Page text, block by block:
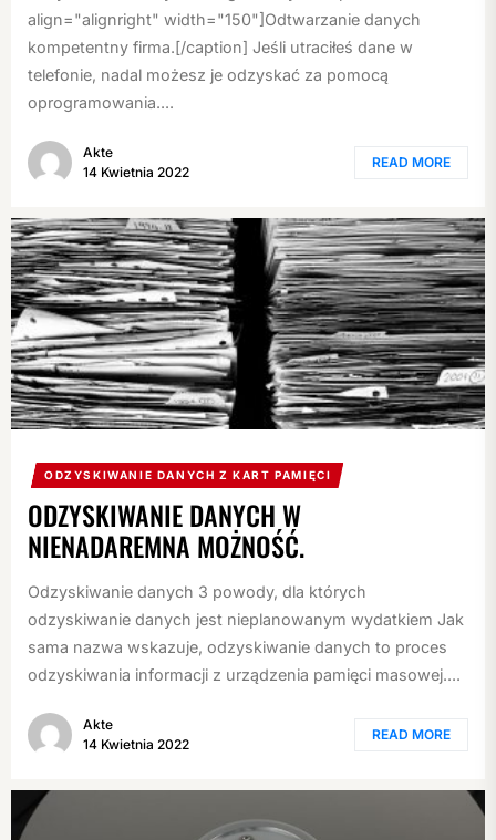
align="alignright" width="150"]Odtwarzanie danych
kompetentny firma.[/caption] Jeśli utraciłeś dane w
telefonie, nadal możesz je odzyskać za pomocą
oprogramowania....
Akte
14 Kwietnia 2022
READ MORE
ODZYSKIWANIE DANYCH Z KART PAMIĘCI
ODZYSKIWANIE DANYCH W
NIENADAREMNA MOŻNOŚĆ.
Odzyskiwanie danych 3 powody, dla których
odzyskiwanie danych jest nieplanowanym wydatkiem Jak
sama nazwa wskazuje, odzyskiwanie danych to proces
odzyskiwania informacji z urządzenia pamięci masowej....
Akte
14 Kwietnia 2022
READ MORE